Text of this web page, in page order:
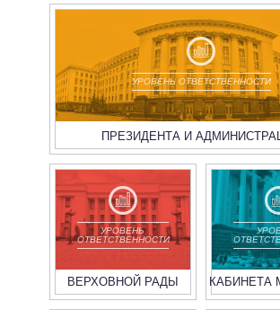
УРОВЕНЬ ОТВЕТСТВЕННОСТИ
ПРЕЗИДЕНТА И
УРОВЕНЬ
ОТВЕТСТВЕННОСТИ
ВЕРХОВНОЙ РАДЫ КАБИНЕТА